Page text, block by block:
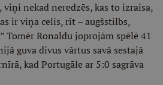
viņi nekad neredzēs, kas to izraisa,
ir viņa celis, rīt – augšstilbs,
Tomēr Ronaldu joprojām spēlē 41
guva divus vārtus savā sestajā
kad Portugāle ar 5:0 sagrāva